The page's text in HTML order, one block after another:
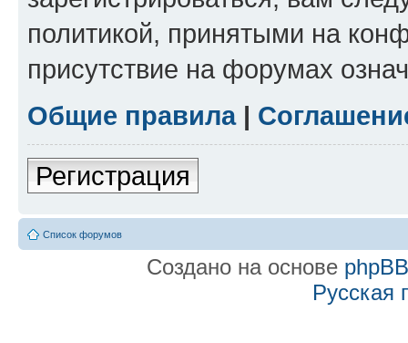
политикой, принятыми на
присутствие на форумах
Общие правила|
Регистрация
Список форумов
Создано на основе phpBB
Русская